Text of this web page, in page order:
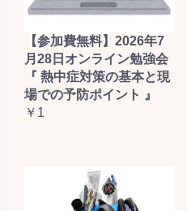
【参加費無料】2026年7
月28日オンライン勉強会
『 熱中症対策の基本と現
場での予防ポイント 』
￥1